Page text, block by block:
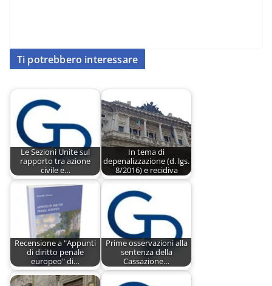
Ti potrebbero interessare
Le Sezioni Unite sul
rapporto tra azione
civile e…
In tema di
depenalizzazione (d. lgs.
8/2016) e recidiva
Recensione a "Appunti
di diritto penale
europeo" di…
Prime osservazioni alla
sentenza della
Cassazione…